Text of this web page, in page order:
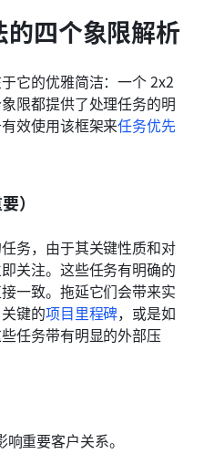
四个象限解析
它的优雅简洁：一个 2x2
限都提供了处理任务的明
效使用该框架来任务优先
）
务，由于其关键性质和对
关注。这些任务有明确的
一致。拖延它们会带来实
键的项目里程碑，或是如
任务带有明显的外部压
重要客户关系。